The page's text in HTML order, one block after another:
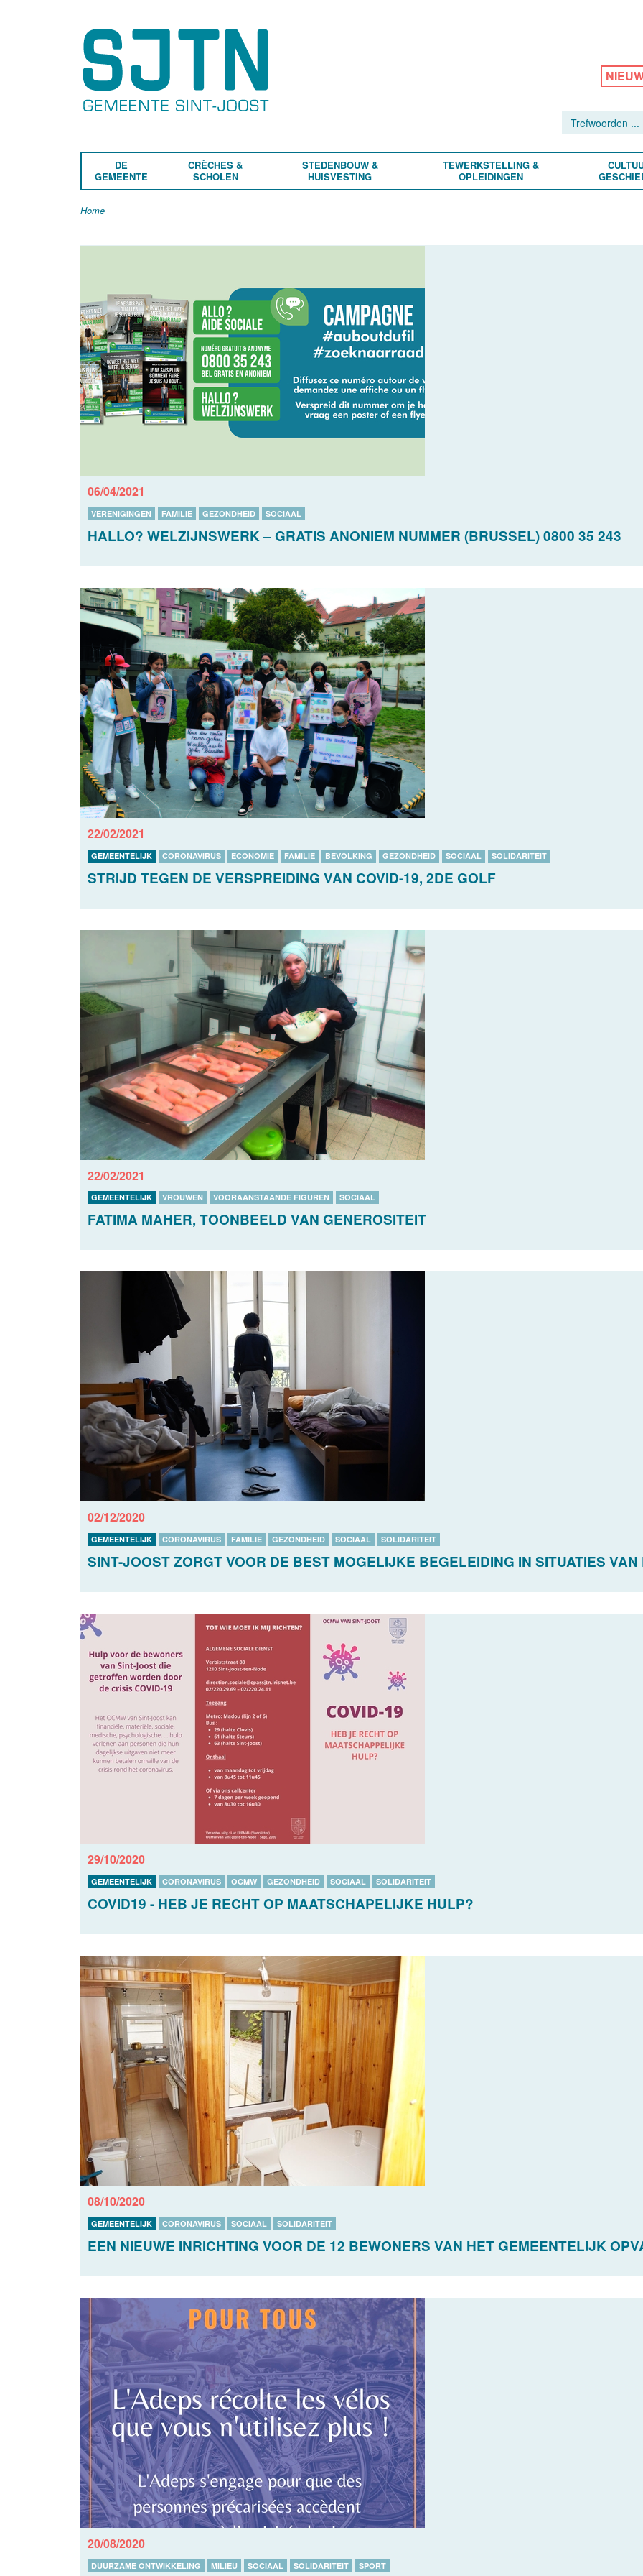
DE
GEMEENTE
CRÈCHES &
SCHOLEN
STEDENBOUW &
HUISVESTING
TEWERKSTELLING &
OPLEIDINGEN
Home
06/04/2021
VERENIGINGEN FAMILIE GEZONDHEID SOCIAAL
HALLO? WELZIJNSWERK – GRATIS ANONIEM NUMMER (BRUSSEL) 0800 35 243
22/02/2021
GEMEENTELIJK CORONAVIRUS ECONOMIE FAMILIE BEVOLKING GEZONDHEID SOCIAAL SOLIDARITEIT
STRIJD TEGEN DE VERSPREIDING VAN COVID-19, 2DE GOLF
22/02/2021
GEMEENTELIJK VROUWEN VOORAANSTAANDE FIGUREN SOCIAAL
FATIMA MAHER, TOONBEELD VAN GENEROSITEIT
02/12/2020
GEMEENTELIJK CORONAVIRUS FAMILIE GEZONDHEID SOCIAAL SOLIDARITEIT
SINT-JOOST ZORGT VOOR DE BEST MOGELIJKE BEGELEIDING IN SITUATIES VAN
29/10/2020
GEMEENTELIJK CORONAVIRUS OCMW GEZONDHEID SOCIAAL SOLIDARITEIT
COVID19 - HEB JE RECHT OP MAATSCHAPELIJKE HULP?
08/10/2020
GEMEENTELIJK CORONAVIRUS SOCIAAL SOLIDARITEIT
EEN NIEUWE INRICHTING VOOR DE 12 BEWONERS VAN HET GEMEENTELIJK
20/08/2020
DUURZAME ONTWIKKELING MILIEU SOCIAAL SOLIDARITEIT SPORT